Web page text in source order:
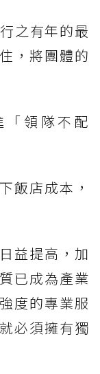
之有年的最
，將團體的
領隊不配
飯店成本，
益提高，加
已成為產業
度的專業服
必須擁有獨